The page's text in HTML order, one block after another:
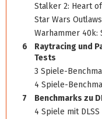
Stalker 2: Heart
Star Wars Outlaws
Warhammer 40k:
6
Raytracing und
Tests
3 Spiele-
4 Spiele-
7
Benchmarks zu
4 Spiele mit